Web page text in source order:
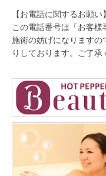
【お電話に関するお願い】
この電話番号は「お客様
施術の妨げになります
りしております。ご了承